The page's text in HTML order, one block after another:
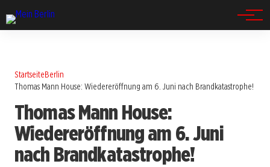
StartseiteBerlin
Thomas Mann House: Wiedereröffnung am 6. Juni nach Brandkatastrophe!
Thomas Mann House:
Wiedereröffnung am 6. Juni
nach Brandkatastrophe!